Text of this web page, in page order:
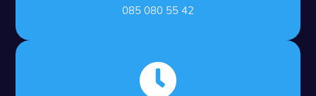
085 080 55 42
